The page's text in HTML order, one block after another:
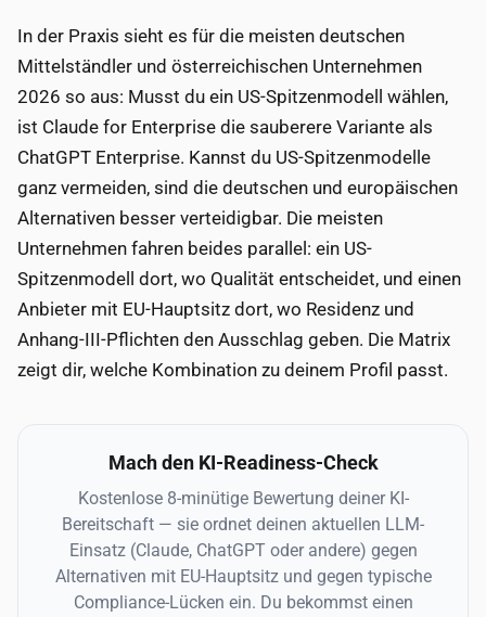
In der Praxis sieht es für die meisten deutschen
Mittelständler und österreichischen Unternehmen
2026 so aus: Musst du ein US-Spitzenmodell wählen,
ist Claude for Enterprise die sauberere Variante als
ChatGPT Enterprise. Kannst du US-Spitzenmodelle
ganz vermeiden, sind die deutschen und europäischen
Alternativen besser verteidigbar. Die meisten
Unternehmen fahren beides parallel: ein US-
Spitzenmodell dort, wo Qualität entscheidet, und einen
Anbieter mit EU-Hauptsitz dort, wo Residenz und
Anhang-III-Pflichten den Ausschlag geben. Die Matrix
zeigt dir, welche Kombination zu deinem Profil passt.
Mach den KI-Readiness-Check
Kostenlose 8-minütige Bewertung deiner KI-
Bereitschaft — sie ordnet deinen aktuellen LLM-
Einsatz (Claude, ChatGPT oder andere) gegen
Alternativen mit EU-Hauptsitz und gegen typische
Compliance-Lücken ein. Du bekommst einen